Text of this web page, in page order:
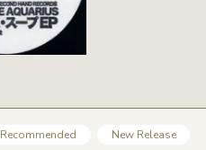
Recommended New Release